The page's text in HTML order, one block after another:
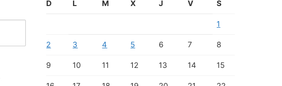
D L M X J V S
1
2 3 4 5 6 7 8
9 10 11 12 13 14 15